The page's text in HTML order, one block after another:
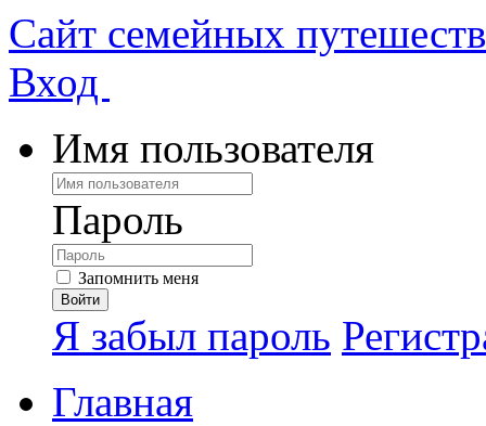
Сайт семейных
Вход
Имя пользователя
Пароль
Запомнить меня
Я забыл пароль
Главная